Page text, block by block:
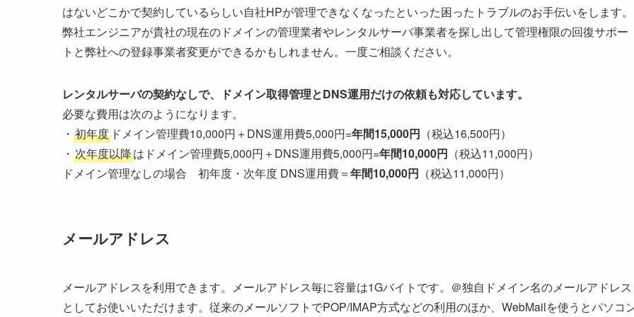
はないどこかで契約しているらしい自社HPが管理できなくなったといった困ったトラブルのお手伝いをします。
弊社エンジニアが貴社の現在のドメインの管理業者やレンタルサーバ事業者を探し出して管理権限の回復サポー
トと弊社への登録事業者変更ができるかもしれません。一度ご相談ください。
レンタルサーバの契約なしで、ドメイン取得管理とDNS運用だけの依頼も対応しています。
必要な費用は次のようになります。
・ 初年度 ドメイン管理費10,000円＋DNS運用費5,000円=年間15,000円 （税込16,500円）
・ 次年度以降はドメイン管理費5,000円＋DNS運用費5,000円=年間10,000円 （税込11,000円）
ドメイン管理なしの場合 初年度・次年度 DNS運用費＝年間10,000円 （税込11,000円）
メールアドレス
メールアドレスを利用できます。メールアドレス毎に容量は1Gバイトです。＠独自ドメイン名のメールアドレス
としてお使いいただけます。従来のメールソフトでPOP/IMAP方式などの利用のほか、WebMailを使うとパソコ